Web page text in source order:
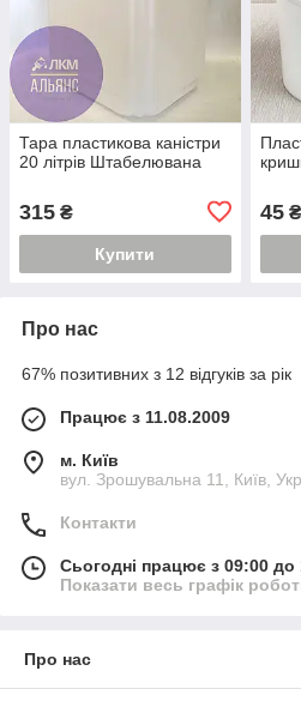
Тара пластикова каністри
20 літрів Штабелювана
315 ₴
Купити
45₴
Про нас
67% позитивних з 12 відгуків за рік
Працює з 11.08.2009
м. Київ
вул. Зрошувальна 11, Київ,
Контакти
Сьогодні працює з 09:00 до
Показати весь графік
Про нас